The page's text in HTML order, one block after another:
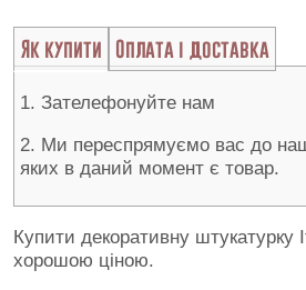
Як купити Оплата і доставка
1. Зателефонуйте нам
2. Ми переспрямуємо вас до
яких в даний момент є товар.
Купити декоративну штукатурку
хорошою ціною.